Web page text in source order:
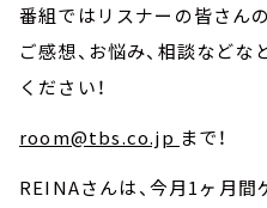
番組ではリスナーの皆さん
ご感想、お悩み、相談など
ください！
room@tbs.co.jp まで！
REINAさんは、今月1ヶ月